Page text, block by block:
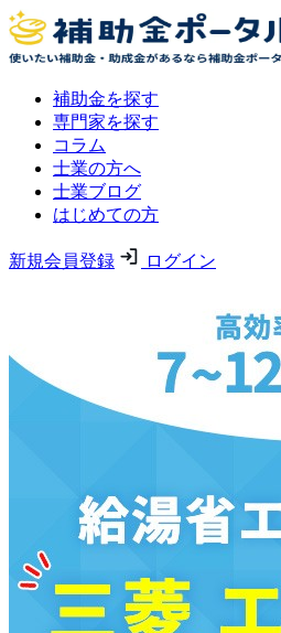
補助金を探す
専門家を探す
コラム
士業の方へ
士業ブログ
はじめての方
新規会員登録 ログイン